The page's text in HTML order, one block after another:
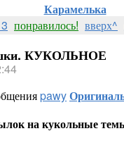
Карамелька
понравилось! вверх^
КУКОЛЬНОЕ
pawy
на кукольные